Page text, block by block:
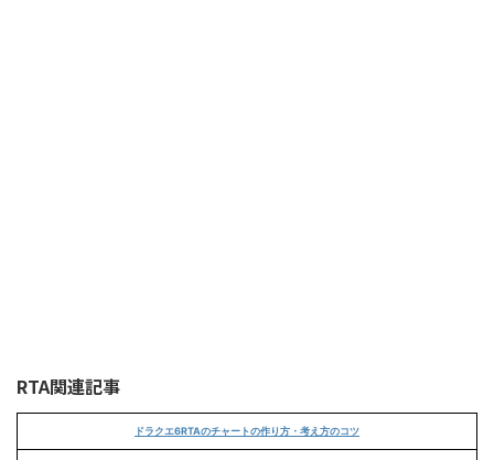
RTA関連記事
ドラクエ6RTAのチャートの作り方・考え方のコツ